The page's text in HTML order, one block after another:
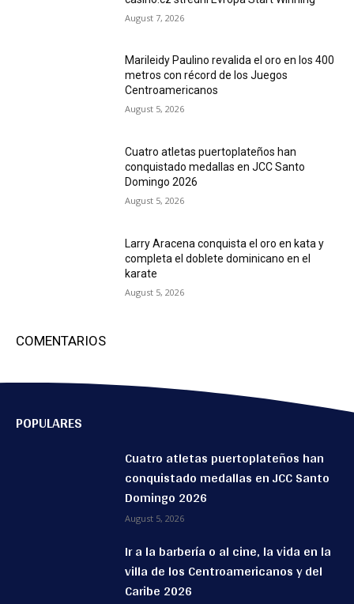
August 7, 2026
Marileidy Paulino revalida el oro en los 400
metros con récord de los Juegos
Centroamericanos
August 5, 2026
Cuatro atletas puertoplateños han
conquistado medallas en JCC Santo
Domingo 2026
August 5, 2026
Larry Aracena conquista el oro en kata y
completa el doblete dominicano en el
karate
August 5, 2026
COMENTARIOS
POPULARES
Cuatro atletas puertoplateños han
conquistado medallas en JCC Santo
Domingo 2026
August 5, 2026
Ir a la barbería o al cine, la vida en la
villa de los Centroamericanos y del
Caribe 2026